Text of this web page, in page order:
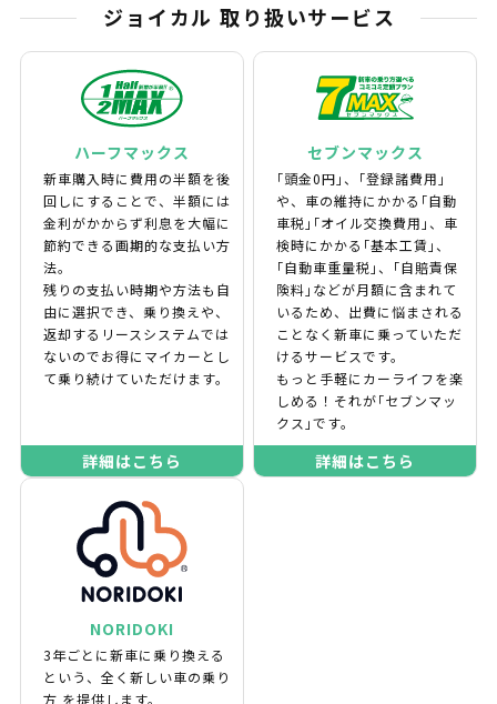
ジョイカル 取り扱いサービス
ハーフマックス
新車購入時に費用の半額を後
回しにすることで、半額には
金利がかからず利息を大幅に
節約できる画期的な支払い方
法。
残りの支払い時期や方法も自
由に選択でき、乗り換えや、
返却するリースシステムでは
ないのでお得にマイカーとし
て乗り続けていただけます。
詳細はこちら
セブンマックス
｢頭金0円｣、｢登録諸費用｣
や、車の維持にかかる｢自動
車税｣｢オイル交換費用｣、車
検時にかかる｢基本工賃｣、
｢自動車重量税｣、｢自賠責保
険料｣などが月額に含まれて
いるため、出費に悩まされる
ことなく新車に乗っていただ
けるサービスです。
もっと手軽にカーライフを楽
しめる！それが｢セブンマッ
クス｣です。
詳細はこちら
NORIDOKI
3年ごとに新車に乗り換える
という、全く新しい車の乗り
方 を提供します。